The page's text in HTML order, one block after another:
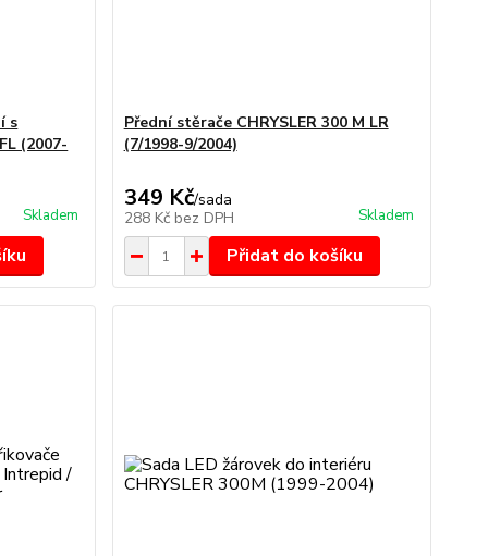
s
(2007-
Skladem
Přední stěrače CHRYSLER 300 M LR
(7/1998-9/2004)
349 Kč/sada
288 Kč bez DPH Skladem
Přidat do košíku